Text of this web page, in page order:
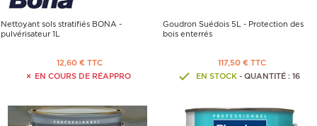
Nettoyant sols stratifiés BONA -
pulvérisateur 1L
12,60 € TTC
EN COURS DE RÉAPPRO
Goudron Suédois 5L - Protection des
bois enterrés
117,50 € TTC
EN STOCK - QUANTITÉ : 16